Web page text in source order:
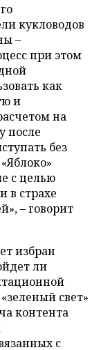
кукловодов
–
при этом
как
и
на
после
без
с целью
в страхе
– говорит
избран
ли
свет»
контента
с